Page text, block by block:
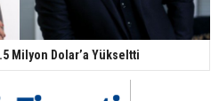
Milyon Dolar’a Yükseltti